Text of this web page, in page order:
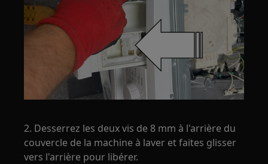
2. Desserrez les deux vis de 8 mm à l'arrière du
couvercle de la machine à laver et faites glisser
vers l'arrière pour libérer.